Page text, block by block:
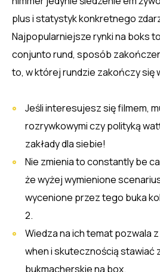
plus i statystyk konkretnego
Najpopularniejsze rynki na boks
conjunto rund, sposób
to, w której rundzie zakończy się
Jeśli interesujesz się filmem,
rozrywkowymi czy polityką
zakłady dla siebie!
Nie zmienia to constantly be
że wyżej wymienione
wycenione przez tego buka
2.
Wiedza na ich temat pozwala
when i skutecznością stawiać
bukmacherskie na box.